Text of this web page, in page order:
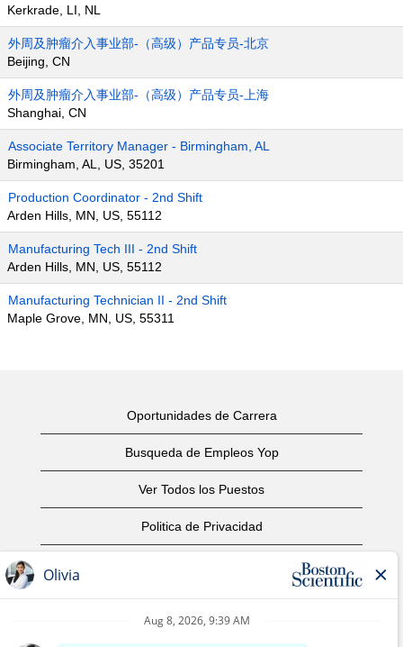
Kerkrade, LI, NL
外周及肿瘤介入事业部-（高级）产品专员-北京
Beijing, CN
外周及肿瘤介入事业部-（高级）产品专员-上海
Shanghai, CN
Associate Territory Manager - Birmingham, AL
Birmingham, AL, US, 35201
Production Coordinator - 2nd Shift
Arden Hills, MN, US, 55112
Manufacturing Tech III - 2nd Shift
Arden Hills, MN, US, 55112
Manufacturing Technician II - 2nd Shift
Maple Grove, MN, US, 55311
Oportunidades de Carrera
Busqueda de Empleos Yop
Ver Todos los Puestos
Politica de Privacidad
Aviso de Derechos de Autor